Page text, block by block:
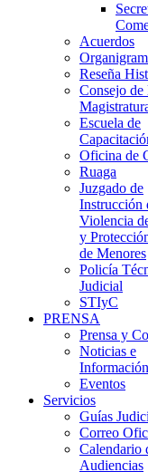
Acuerdos
Reseña
Consejo de
Escuela de
Oficina de
Ruaga
Juzgado de
Instrucción
Violencia
y
de Menores
Policía
Judicial
STIyC
PRENSA
Prensa y
Noticias e
Eventos
Servicios
Guías
Correo
Calendario
Audiencias